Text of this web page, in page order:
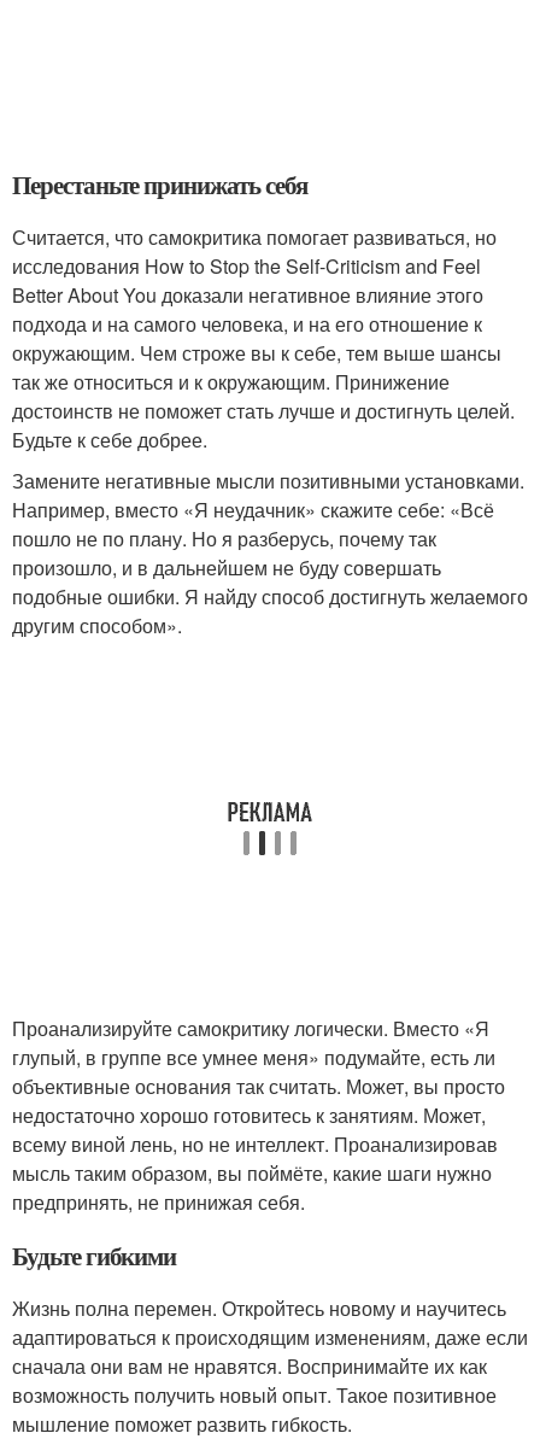
Перестаньте принижать себя
Считается, что самокритика помогает развиваться, но
исследования How to Stop the Self-Criticism and Feel
Better About You доказали негативное влияние этого
подхода и на самого человека, и на его отношение к
окружающим. Чем строже вы к себе, тем выше шансы
так же относиться и к окружающим. Принижение
достоинств не поможет стать лучше и достигнуть целей.
Будьте к себе добрее.
Замените негативные мысли позитивными установками.
Например, вместо «Я неудачник» скажите себе: «Всё
пошло не по плану. Но я разберусь, почему так
произошло, и в дальнейшем не буду совершать
подобные ошибки. Я найду способ достигнуть желаемого
другим способом».
Проанализируйте самокритику логически. Вместо «Я
глупый, в группе все умнее меня» подумайте, есть ли
объективные основания так считать. Может, вы просто
недостаточно хорошо готовитесь к занятиям. Может,
всему виной лень, но не интеллект. Проанализировав
мысль таким образом, вы поймёте, какие шаги нужно
предпринять, не принижая себя.
Будьте гибкими
Жизнь полна перемен. Откройтесь новому и научитесь
адаптироваться к происходящим изменениям, даже если
сначала они вам не нравятся. Воспринимайте их как
возможность получить новый опыт. Такое позитивное
мышление поможет развить гибкость.